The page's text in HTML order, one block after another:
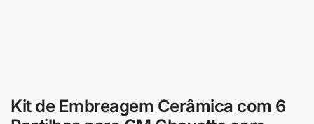
Kit de Embreagem Cerâmica com 6